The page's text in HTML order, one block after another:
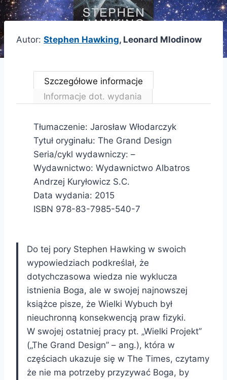
Autor: Stephen Hawking, Leonard Mlodinow
Szczegółowe informacje
Informacje dot. wydania
Tłumaczenie: Jarosław Włodarczyk
Tytuł oryginału: The Grand Design
Seria/cykl wydawniczy: –
Wydawnictwo: Wydawnictwo Albatros
Andrzej Kuryłowicz S.C.
Data wydania: 2015
ISBN 978-83-7985-540-7
Do tej pory Stephen Hawking w swoich
wypowiedziach podkreślał, że
dotychczasowa wiedza nie wyklucza
istnienia Boga, ale w swojej najnowszej
książce pisze, że Wielki Wybuch był
nieuchronną konsekwencją praw fizyki.
W swojej ostatniej pracy pt. „Wielki Projekt”
(„The Grand Design” – ang.), która w
częściach ukazuje się w The Times, czytamy
że nie ma potrzeby przyzywać Boga, by